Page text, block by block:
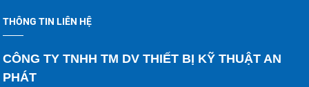
THÔNG TIN LIÊN HỆ
CÔNG TY TNHH TM DV THIẾT BỊ KỸ THUẬT AN
PHÁT